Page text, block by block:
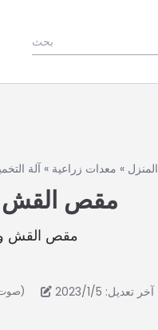
المنزل » معدات زراعية » آلة
مقص القش
مقص القش
4.6/5 - (26 صوت) آخر تعديل: 2023/1/5